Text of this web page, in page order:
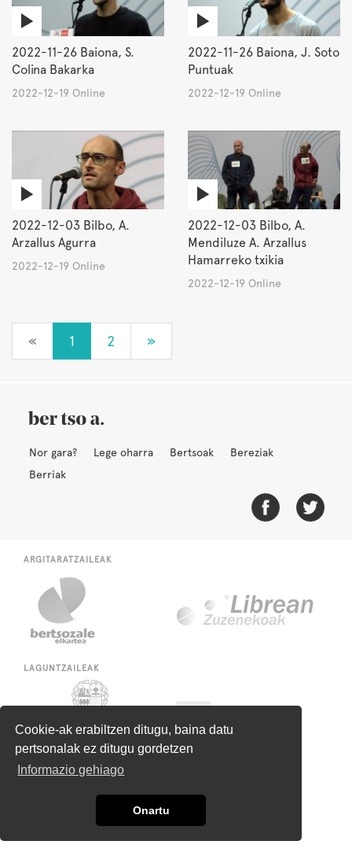
Cookie-ak erabiltzen ditugu, baina datu
pertsonalak ez ditugu gordetzen
Informazio gehiago
Onartu
2022-11-26 Baiona, S.
Colina Bakarka
2022-12-19 Online
2022-11-26 Baiona, J. Soto
Puntuak
2022-12-19 Online
2022-12-03 Bilbo, A.
Arzallus Agurra
2022-12-19 Online
2022-12-03 Bilbo, A.
Mendiluze A. Arzallus
Hamarreko txikia
2022-12-19 Online
« 1 2 »
Nor gara? Lege oharra Bertsoak
Bereziak
Berriak
ARGITARATZAILEAK
LAGUNTZAILEAK